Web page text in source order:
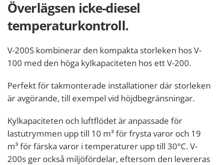
Överlägsen icke-diesel
temperaturkontroll.
V-200S kombinerar den kompakta storleken hos V-
100 med den höga kylkapaciteten hos ett V-200.
Perfekt för takmonterade installationer där storleken
är avgörande, till exempel vid höjdbegränsningar.
Kylkapaciteten och luftflödet är anpassade för
lastutrymmen upp till 10 m³ för frysta varor och 19
m³ för färska varor i temperaturer upp till 30°C. V-
200s ger också miljöfördelar, eftersom den levereras